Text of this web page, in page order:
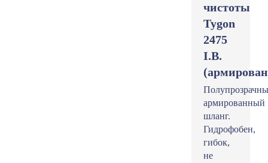
чистоты
Tygon
2475
I.B.
армированный
шланг.
Гидрофобен,
гибок,
не